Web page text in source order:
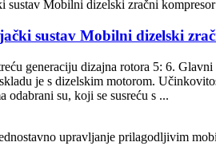
sustav Mobilni dizelski
generaciju dizajna rotora 5: 6.
je s dizelskim motorom.
odabrani su, koji se susreću s ...